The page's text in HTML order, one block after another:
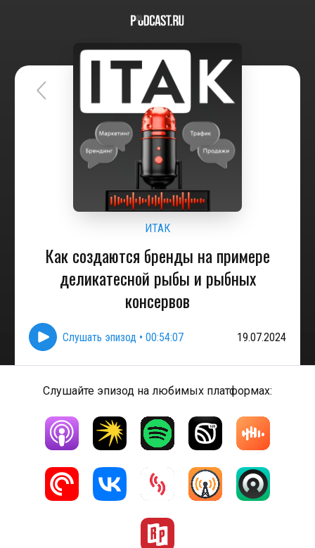
ИТАК
Как создаются бренды на примере
деликатесной рыбы и рыбных
консервов
Слушать эпизод • 00:54:07 19.07.2024
Слушайте эпизод на любимых платформах: